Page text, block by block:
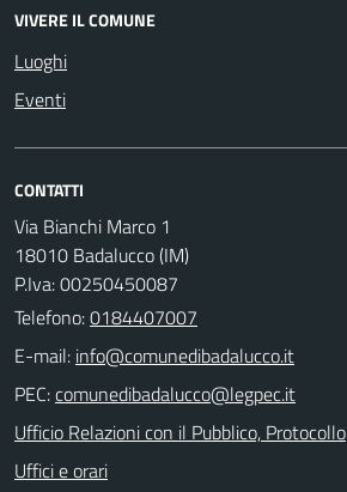
VIVERE IL COMUNE
Luoghi
Eventi
CONTATTI
Via Bianchi Marco 1
18010 Badalucco (IM)
P.Iva: 00250450087
Telefono:0184407007
E-mail:
PEC:
Ufficio Relazioni con il Pubblico, Protocollo
Uffici e orari